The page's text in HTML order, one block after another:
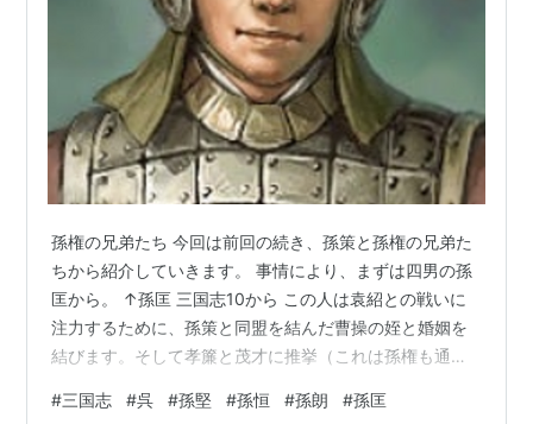
孫権の兄弟たち 今回は前回の続き、孫策と孫権の兄弟た
ちから紹介していきます。 事情により、まずは四男の孫
匡から。 ↑孫匡 三国志10から この人は袁紹との戦いに
注力するために、孫策と同盟を結んだ曹操の姪と婚姻を
結びます。そして孝簾と茂才に推挙（これは孫権も通っ
してしまいます。短いですが、以上で。 ↑孫朗 三国志14
#三国志 #呉 #孫堅 #孫恒 #孫朗 #孫匡